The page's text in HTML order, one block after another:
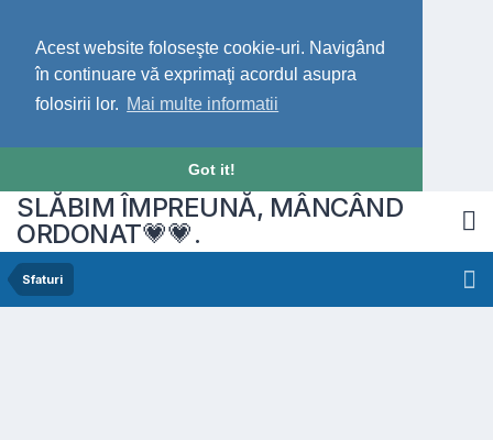
Acest website foloseşte cookie-uri. Navigând
în continuare vă exprimaţi acordul asupra
folosirii lor. Mai multe informatii
Got it!
SLĂBIM ÎMPREUNĂ, MÂNCÂND
ORDONAT💗💗.
Sfaturi